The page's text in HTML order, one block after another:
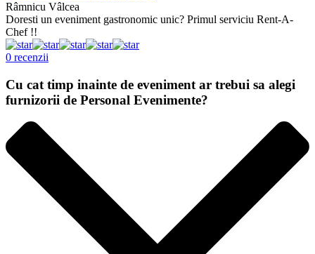
Râmnicu Vâlcea
Doresti un eveniment gastronomic unic? Primul serviciu Rent-A-
Chef !!
0 recenzii
Cu cat timp inainte de eveniment ar trebui sa alegi
furnizorii de Personal Evenimente?